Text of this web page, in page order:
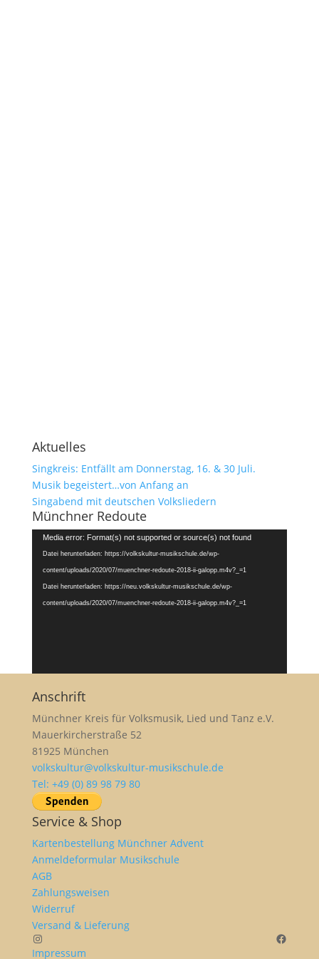
Aktuelles
Singkreis: Entfällt am Donnerstag, 16. & 30 Juli.
Musik begeistert…von Anfang an
Singabend mit deutschen Volksliedern
Münchner Redoute
Video-
Player
Media error: Format(s) not supported or source(s) not found
Datei herunterladen: https://volkskultur-musikschule.de/wp-
content/uploads/2020/07/muenchner-redoute-2018-ii-galopp.m4v?_=1
Datei herunterladen: https://neu.volkskultur-musikschule.de/wp-
content/uploads/2020/07/muenchner-redoute-2018-ii-galopp.m4v?_=1
Anschrift
Münchner Kreis für Volksmusik, Lied und Tanz e.V.
Mauerkircherstraße 52
81925 München
volkskultur@volkskultur-musikschule.de
Tel: +49 (0) 89 98 79 80
Service & Shop
Kartenbestellung Münchner Advent
Anmeldeformular Musikschule
AGB
Zahlungsweisen
Widerruf
Versand & Lieferung
Instagram
Impressum